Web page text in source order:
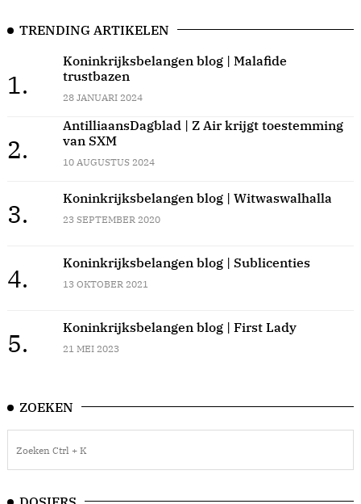
TRENDING ARTIKELEN
1.
Koninkrijksbelangen blog | Malafide
trustbazen
28 JANUARI 2024
2.
AntilliaansDagblad | Z Air krijgt toestemming
van SXM
10 AUGUSTUS 2024
3.
Koninkrijksbelangen blog | Witwaswalhalla
23 SEPTEMBER 2020
4.
Koninkrijksbelangen blog | Sublicenties
13 OKTOBER 2021
5.
Koninkrijksbelangen blog | First Lady
21 MEI 2023
ZOEKEN